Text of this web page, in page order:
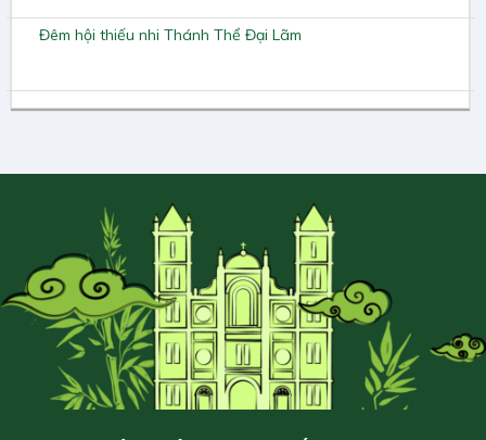
Đêm hội thiếu nhi Thánh Thể Đại Lãm